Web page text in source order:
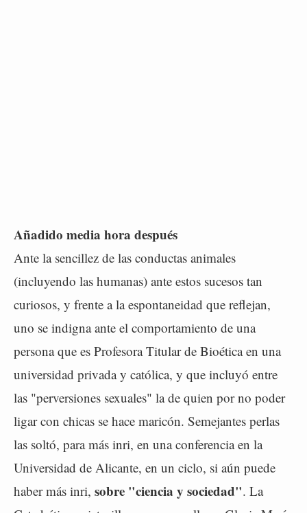
Añadido media hora después
Ante la sencillez de las conductas animales
(incluyendo las humanas) ante estos sucesos tan
curiosos, y frente a la espontaneidad que reflejan,
uno se indigna ante el comportamiento de una
persona que es Profesora Titular de Bioética en una
universidad privada y católica, y que incluyó entre
las "perversiones sexuales" la de quien por no poder
ligar con chicas se hace maricón. Semejantes perlas
las soltó, para más inri, en una conferencia en la
Universidad de Alicante, en un ciclo, si aún puede
haber más inri, sobre "ciencia y sociedad". La